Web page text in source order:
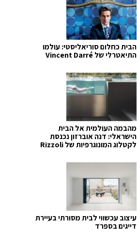
הבית כחלום סוריאליסטי: עולמו
התיאטרלי של Vincent Darré
מהבמה העולמית אל הבית
הישראלי: דנה אוברזון נכנסת
לקטלוג המונוגרפיות של Rizzoli
עיצוב עכשווי לבית מסורתי בעיירת
דייגים בספרד